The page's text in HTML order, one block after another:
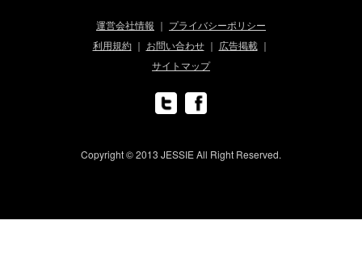
運営会社情報
プライバシーポリシー
利用規約
お問い合わせ
広告掲載
サイトマップ
Copyright © 2013 JESSIE All Right Reserved.